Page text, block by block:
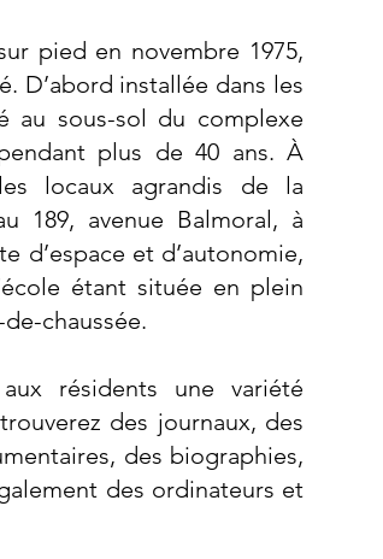
pied en novembre 1975,
D’abord installée dans les
au sous-sol du complexe
plus de 40 ans. À
locaux agrandis de la
189, avenue Balmoral, à
d’espace et d’autonomie,
étant située en plein
chaussée.
résidents une variété
des journaux, des
des biographies,
des ordinateurs et